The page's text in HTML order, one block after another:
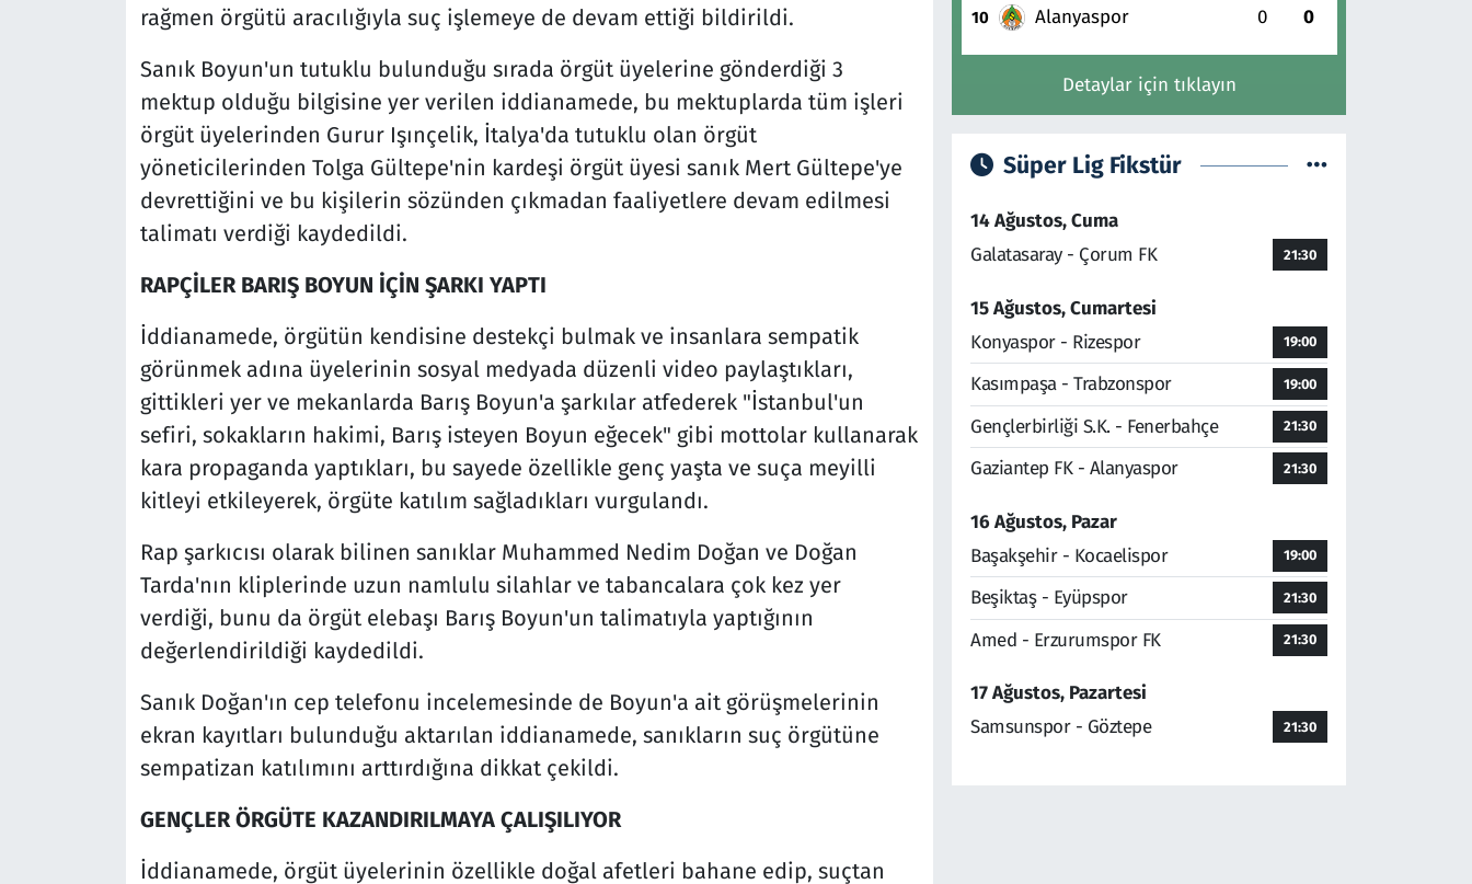
rağmen örgütü aracılığıyla suç işlemeye de devam ettiği bildirildi.
Sanık Boyun'un tutuklu bulunduğu sırada örgüt üyelerine gönderdiği 3
mektup olduğu bilgisine yer verilen iddianamede, bu mektuplarda tüm işleri
örgüt üyelerinden Gurur Işınçelik, İtalya'da tutuklu olan örgüt
yöneticilerinden Tolga Gültepe'nin kardeşi örgüt üyesi sanık Mert Gültepe'ye
devrettiğini ve bu kişilerin sözünden çıkmadan faaliyetlere devam edilmesi
talimatı verdiği kaydedildi.
RAPÇİLER BARIŞ BOYUN İÇİN ŞARKI YAPTI
İddianamede, örgütün kendisine destekçi bulmak ve insanlara sempatik
görünmek adına üyelerinin sosyal medyada düzenli video paylaştıkları,
gittikleri yer ve mekanlarda Barış Boyun'a şarkılar atfederek "İstanbul'un
sefiri, sokakların hakimi, Barış isteyen Boyun eğecek" gibi mottolar kullanarak
kara propaganda yaptıkları, bu sayede özellikle genç yaşta ve suça meyilli
kitleyi etkileyerek, örgüte katılım sağladıkları vurgulandı.
Rap şarkıcısı olarak bilinen sanıklar Muhammed Nedim Doğan ve Doğan
Tarda'nın kliplerinde uzun namlulu silahlar ve tabancalara çok kez yer
verdiği, bunu da örgüt elebaşı Barış Boyun'un talimatıyla yaptığının
değerlendirildiği kaydedildi.
Sanık Doğan'ın cep telefonu incelemesinde de Boyun'a ait görüşmelerinin
ekran kayıtları bulunduğu aktarılan iddianamede, sanıkların suç örgütüne
sempatizan katılımını arttırdığına dikkat çekildi.
GENÇLER ÖRGÜTE KAZANDIRILMAYA ÇALIŞILIYOR
İddianamede, örgüt üyelerinin özellikle doğal afetleri bahane edip, suçtan
10 Alanyaspor 0 0
Detaylar için tıklayın
Süper Lig Fikstür
14 Ağustos, Cuma
Galatasaray - Çorum FK
21:30
15 Ağustos, Cumartesi
Konyaspor - Rizespor
19:00
Kasımpaşa - Trabzonspor 19:00
Gençlerbirliği S.K. - Fenerbahçe 21:30
Gaziantep FK - Alanyaspor 21:30
16 Ağustos, Pazar
Başakşehir - Kocaelispor
19:00
Beşiktaş - Eyüpspor 21:30
Amed - Erzurumspor FK 21:30
17 Ağustos, Pazartesi
Samsunspor - Göztepe
21:30